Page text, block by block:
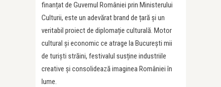
finanțat de Guvernul României prin Ministerului
Culturii, este un adevărat brand de țară și un
veritabil proiect de diplomație culturală. Motor
cultural și economic ce atrage la București mii
de turiști străini, festivalul susține industriile
creative și consolidează imaginea României în
lume.